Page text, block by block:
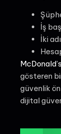
İş
İki
McDonald’s
gösteren
güvenlik
dijital